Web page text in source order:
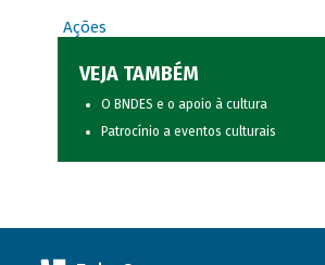
Ações
VEJA TAMBÉM
O BNDES e o apoio à cultura
Patrocínio a eventos culturais